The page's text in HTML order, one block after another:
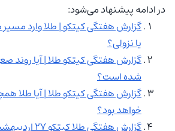
در ادامه پیشنهاد می‌شود:
گزارش هفتگی کیتکو | طلا وارد
یا نزولی؟
گزارش هفتگی کیتکو طلا | آیا روند
شده است؟
گزارش هفتگی کیتکو طلا | آیا طلا
خواهد بود؟
گزارش هفتگی طلا